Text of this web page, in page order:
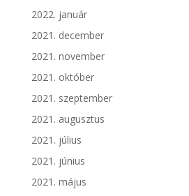
2022. január
2021. december
2021. november
2021. október
2021. szeptember
2021. augusztus
2021. július
2021. június
2021. május